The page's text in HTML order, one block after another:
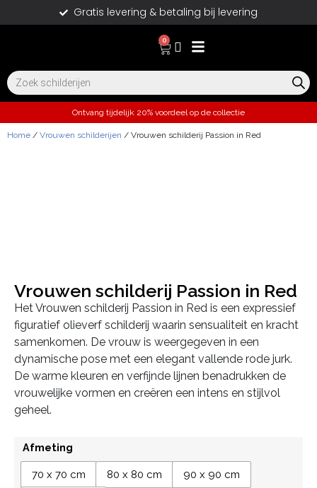
Gratis levering & betaling bij levering
0
Ontvang tijdelijk 20% voordeel op de collectie
Home / Vrouwen schilderijen / Vrouwen schilderij Passion in Red
Vrouwen schilderij Passion in Red
Het Vrouwen schilderij Passion in Red is een expressief
figuratief olieverf schilderij waarin sensualiteit en kracht
samenkomen. De vrouw is weergegeven in een
dynamische pose met een elegant vallende rode jurk.
De warme kleuren en verfijnde lijnen benadrukken de
vrouwelijke vormen en creëren een intens en stijlvol
geheel.
Afmeting
70 x 70 cm 80 x 80 cm
90 x 90 cm